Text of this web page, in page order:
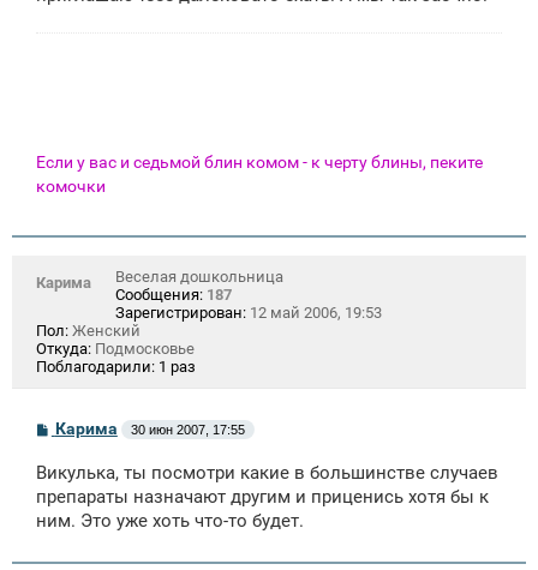
Если у вас и седьмой блин комом - к черту блины, пеките
комочки
Карима
Веселая дошкольница
Сообщения: 187
Зарегистрирован: 12 май 2006, 19:53
Пол: Женский
Откуда: Подмосковье
Поблагодарили: 1 раз
С
б
щ
е
н
е
Карима 30 июн 2007, 17:55
Викулька, ты посмотри какие в большинстве случаев
препараты назначают другим и приценись хотя бы к
ним. Это уже хоть что-то будет.